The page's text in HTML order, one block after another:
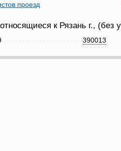
проезд
к Рязань г., (без
390013